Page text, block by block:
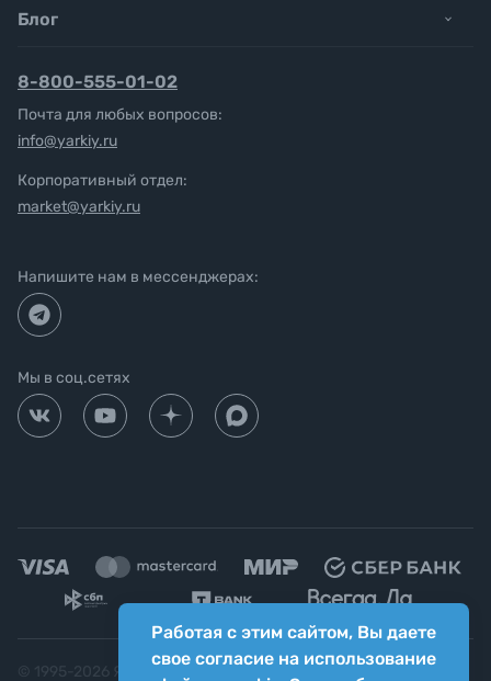
Работая с этим сайтом, Вы даете
свое согласие на использование
Блог
8-800-555-01-02
Почта для любых вопросов:
info@yarkiy.ru
Корпоративный отдел:
market@yarkiy.ru
Напишите нам в мессенджерах:
Мы в соц.сетях
Яркий фотомаркет ("Яркий Мир")